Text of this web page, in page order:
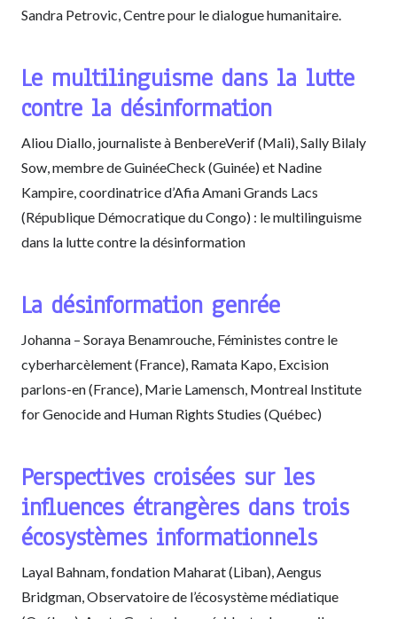
Sandra Petrovic, Centre pour le dialogue humanitaire.
Le multilinguisme dans la lutte
contre la désinformation
Aliou Diallo, journaliste à BenbereVerif (Mali), Sally Bilaly
Sow, membre de GuinéeCheck (Guinée) et Nadine
Kampire, coordinatrice d’Afia Amani Grands Lacs
(République Démocratique du Congo) : le multilinguisme
dans la lutte contre la désinformation
La désinformation genrée
Johanna – Soraya Benamrouche, Féministes contre le
cyberharcèlement (France), Ramata Kapo, Excision
parlons-en (France), Marie Lamensch, Montreal Institute
for Genocide and Human Rights Studies (Québec)
Perspectives croisées sur les
influences étrangères dans trois
écosystèmes informationnels
Layal Bahnam, fondation Maharat (Liban), Aengus
Bridgman, Observatoire de l’écosystème médiatique